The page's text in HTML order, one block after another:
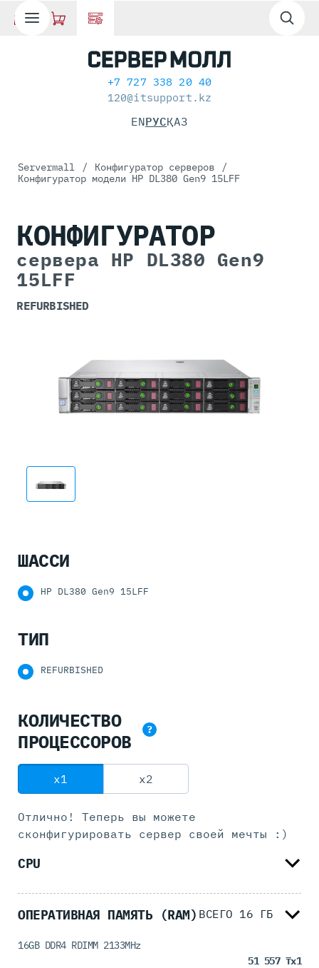
+7 727 338 20 40
120@itsupport.kz
ENРУСҚАЗ
Servermall / Конфигуратор серверов
/
Конфигуратор модели HP DL380 Gen9 15LFF
КОНФИГУРАТОР
сервера HP DL380 Gen9
15LFF
REFURBISHED
ШАССИ
HP DL380 Gen9 15LFF
ТИП
REFURBISHED
КОЛИЧЕСТВО
ПРОЦЕССОРОВ
?
x1 x2
Отлично! Теперь вы можете
сконфигурировать сервер своей мечты :)
CPU
ОПЕРАТИВНАЯ ПАМЯТЬ (RAM) ВСЕГО 16 ГБ
16GB DDR4 RDIMM 2133MHz
51 557 ₸x1